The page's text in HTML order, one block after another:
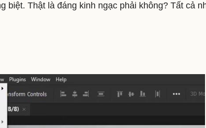
biệt. Thật là đáng kinh ngạc phải không? Tất cả